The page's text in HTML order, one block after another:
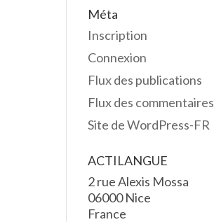
Méta
Inscription
Connexion
Flux des publications
Flux des commentaires
Site de WordPress-FR
ACTILANGUE
2 rue Alexis Mossa
06000 Nice
France